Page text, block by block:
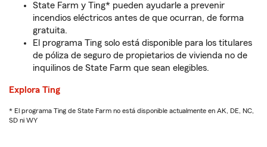
State Farm y Ting* pueden ayudarle a prevenir
incendios eléctricos antes de que ocurran, de forma
gratuita.
El programa Ting solo está disponible para los titulares
de póliza de seguro de propietarios de vivienda no de
inquilinos de State Farm que sean elegibles.
Explora Ting
* El programa Ting de State Farm no está disponible actualmente en AK, DE, NC,
SD ni WY